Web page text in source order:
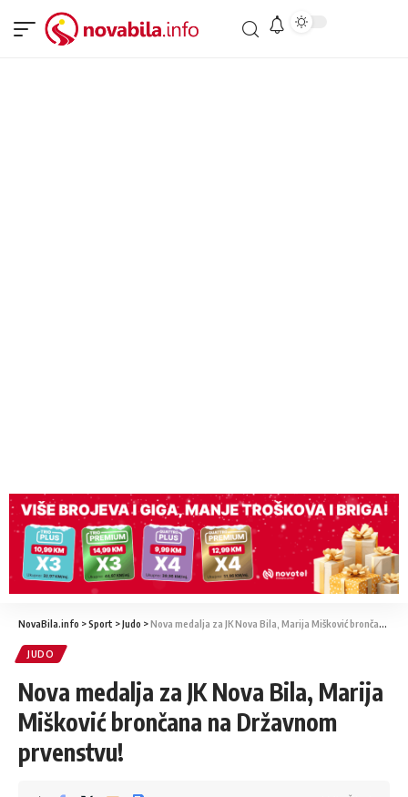
NovaBila.info >Sport >Judo >Nova medalja za JK Nova Bila, Marija Mišković brončana na Državnom prvenstvu!
JUDO
Nova medalja za JK Nova Bila, Marija
Mišković brončana na Državnom
prvenstvu!